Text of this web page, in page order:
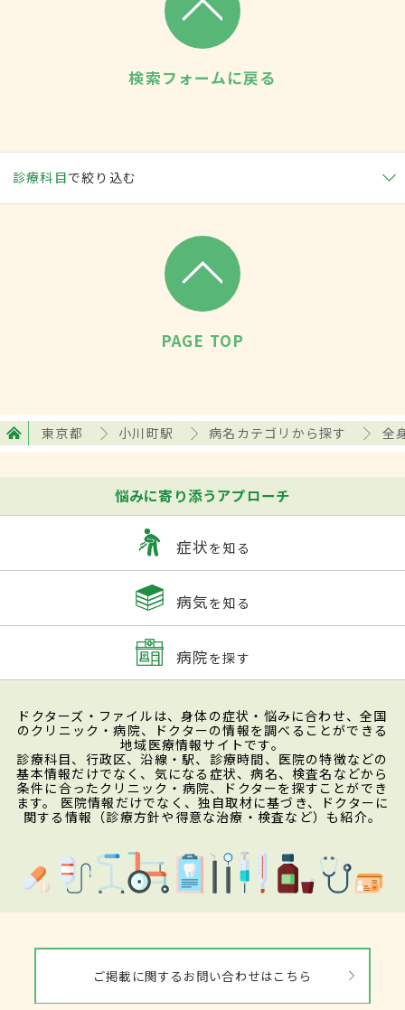
検索フォームに戻る
診療科目で絞り込む
PAGE TOP
東京都 小川町駅 病名カテゴリから探す 全
悩みに寄り添うアプローチ
症状を知る
病気を知る
病院を探す
ドクターズ・ファイルは、身体の症状・悩みに合わせ、全国
のクリニック・病院、ドクターの情報を調べることができる
地域医療情報サイトです。
診療科目、行政区、沿線・駅、診療時間、医院の特徴などの
基本情報だけでなく、気になる症状、病名、検査名などから
条件に合ったクリニック・病院、ドクターを探すことができ
ます。 医院情報だけでなく、独自取材に基づき、ドクターに
関する情報（診療方針や得意な治療・検査など）も紹介。
ご掲載に関するお問い合わせはこちら